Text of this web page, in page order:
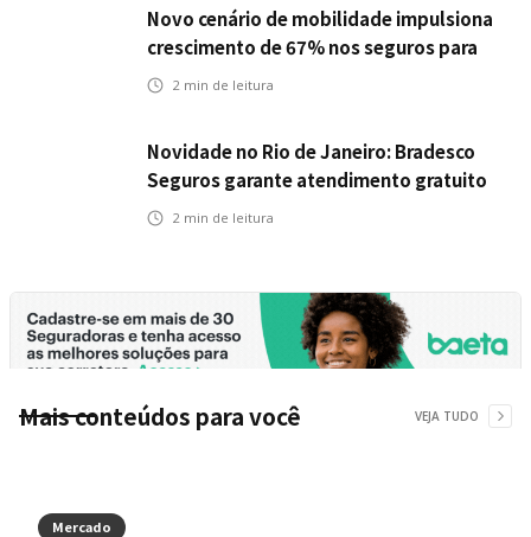
Novo cenário de mobilidade impulsiona
crescimento de 67% nos seguros para
veículos elétricos da Bradesco Seguros
2 min de leitura
Novidade no Rio de Janeiro: Bradesco
Seguros garante atendimento gratuito
na Ponte Rio-Niterói
2 min de leitura
Mais conteúdos para você VEJA TUDO
Mercado